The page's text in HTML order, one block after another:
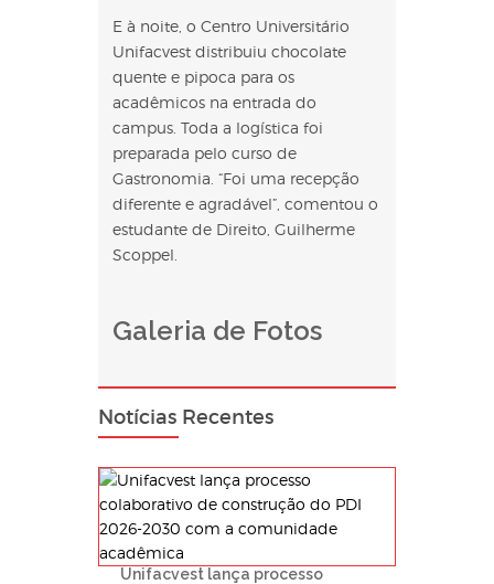
E à noite, o Centro Universitário
Unifacvest distribuiu chocolate
quente e pipoca para os
acadêmicos na entrada do
campus. Toda a logística foi
preparada pelo curso de
Gastronomia. “Foi uma recepção
diferente e agradável”, comentou o
estudante de Direito, Guilherme
Scoppel.
Galeria de Fotos
Notícias Recentes
Unifacvest lança processo